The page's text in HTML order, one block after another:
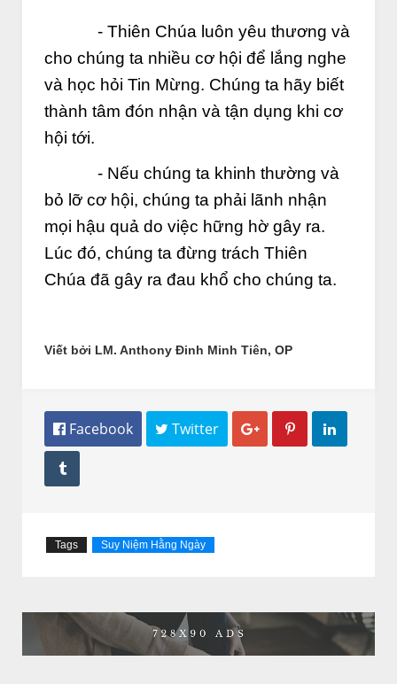
- Thiên Chúa luôn yêu thương và
cho chúng ta nhiều cơ hội để lắng nghe
và học hỏi Tin Mừng. Chúng ta hãy biết
thành tâm đón nhận và tận dụng khi cơ
hội tới.
- Nếu chúng ta khinh thường và
bỏ lỡ cơ hội, chúng ta phải lãnh nhận
mọi hậu quả do việc hững hờ gây ra.
Lúc đó, chúng ta đừng trách Thiên
Chúa đã gây ra đau khổ cho chúng ta.
Viết bởi LM. Anthony Đinh Minh Tiên, OP
 Facebook  Twitter   

Tags Suy Niệm Hằng Ngày